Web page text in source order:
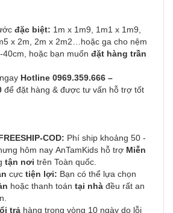
đặc biệt: 1m x 1m9, 1m1 x 1m9,
x 2m, 2m x 2m2…hoặc ga cho nệm
hoặc bạn muốn đặt hàng trần
Hotline 0969.359.666 –
để đặt hàng & được tư vấn hỗ trợ tốt
COD: Phí ship khoảng 50 -
hôm nay AnTamKids hỗ trợ Miễn
tận nơi trên Toàn quốc.
cực tiện lợi: Bạn có thể lựa chọn
hoặc thanh toán tại nhà đều rất an
trả hàng trong vòng 10 ngày do lỗi